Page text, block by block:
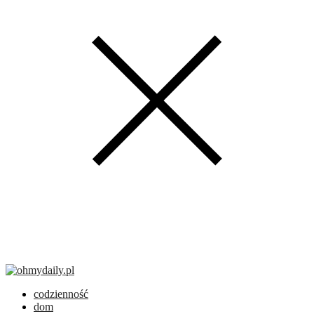
codzienność
dom